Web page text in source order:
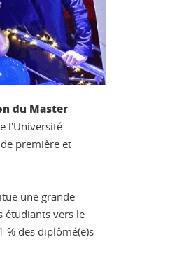
du Master
l'Université
première et
une grande
étudiants vers le
des diplômé(e)s